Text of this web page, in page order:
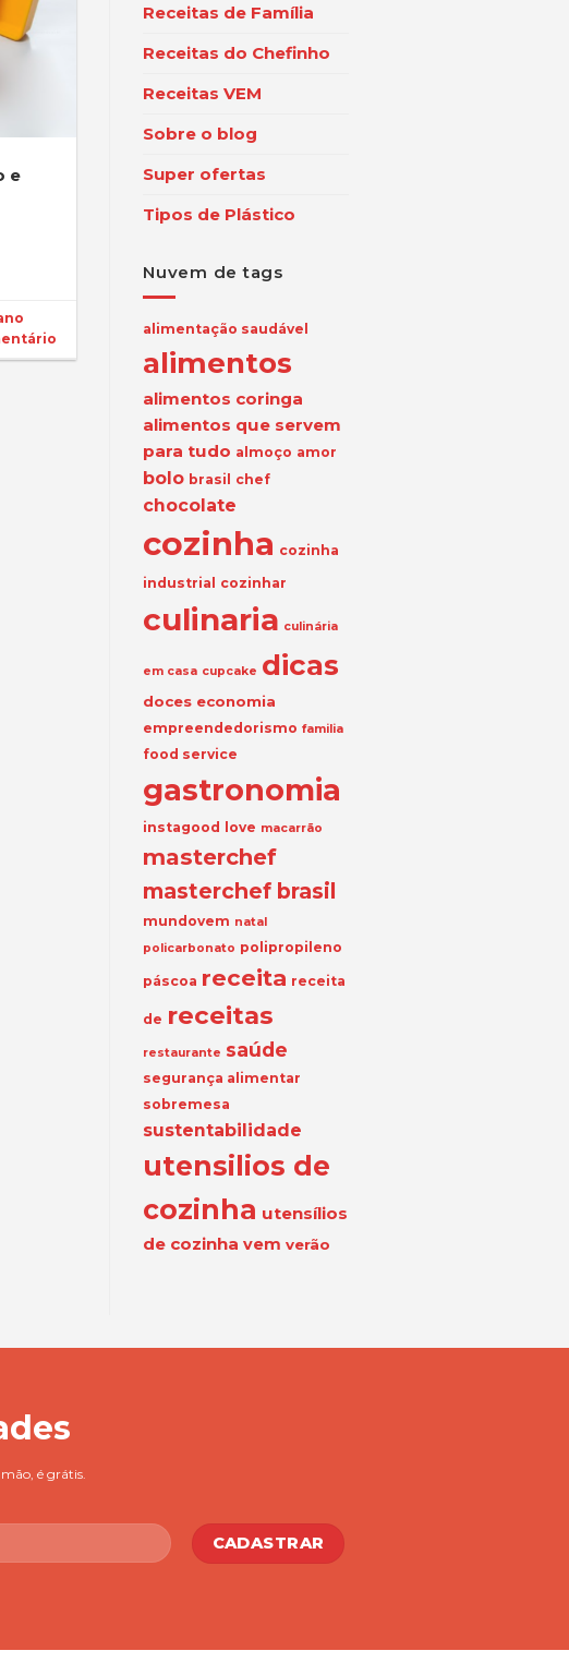
e
Receitas de Família
Receitas do Chefinho
Receitas VEM
Sobre o blog
Super ofertas
Tipos de Plástico
Nuvem de tags
alimentação saudável
alimentos
alimentos coringa
alimentos que servem
para tudo almoço amor
bolo brasil chef
chocolate
cozinha cozinha
industrial
cozinhar
culinaria culinária
em casa cupcake dicas
doces economia
empreendedorismo familia
food service
gastronomia
instagood love macarrão
masterchef
masterchef brasil
mundovem natal
policarbonato polipropileno
páscoa receita receita
de receitas
restaurante saúde
segurança alimentar
sobremesa
sustentabilidade
utensilios de
cozinha utensílios
de cozinha vem verão
é grátis.